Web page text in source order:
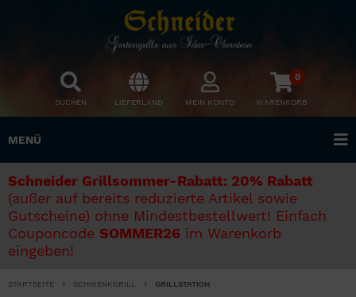
SUCHEN LIEFERLAND MEIN KONTO
0
WARENKORB
MENÜ
Schneider Grillsommer-Rabatt: 20% Rabatt
(außer auf bereits reduzierte Artikel sowie
Gutscheine) ohne Mindestbestellwert! Einfach
Couponcode SOMMER26 im Warenkorb
eingeben!
STARTSEITE SCHWENKGRILL GRILLSTATION